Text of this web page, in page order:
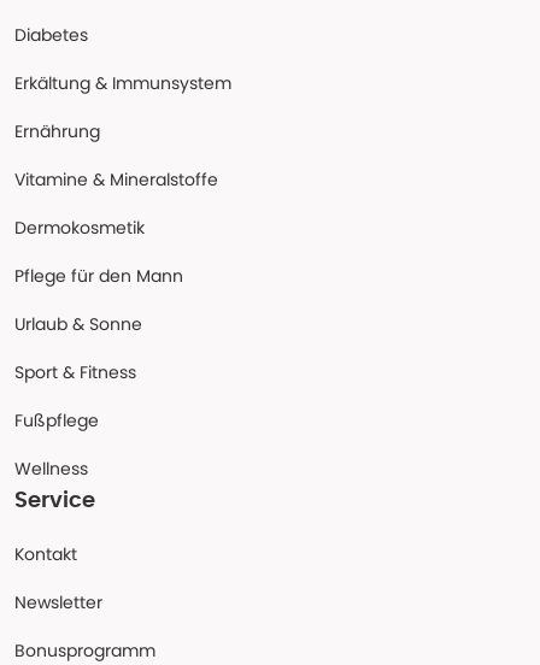
Diabetes
Erkältung & Immunsystem
Ernährung
Vitamine & Mineralstoffe
Dermokosmetik
Pflege für den Mann
Urlaub & Sonne
Sport & Fitness
Fußpflege
Wellness
Service
Kontakt
Newsletter
Bonusprogramm